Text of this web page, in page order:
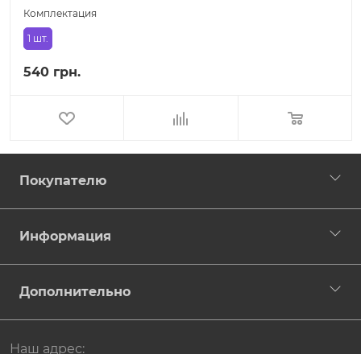
Комплектация
1 шт.
540 грн.
Покупателю
Информация
Дополнительно
Наш адрес: